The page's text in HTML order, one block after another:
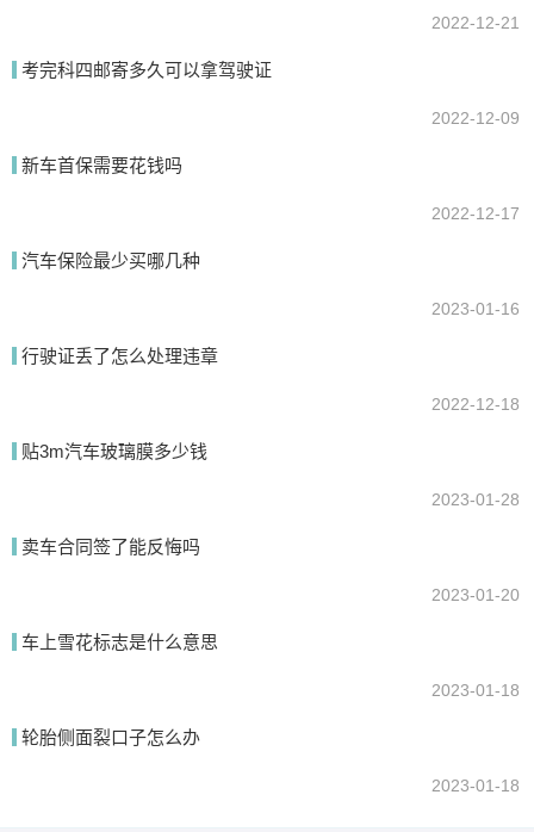
2022-12-21
考完科四邮寄多久可以拿驾驶证
2022-12-09
新车首保需要花钱吗
2022-12-17
汽车保险最少买哪几种
2023-01-16
行驶证丢了怎么处理违章
2022-12-18
贴3m汽车玻璃膜多少钱
2023-01-28
卖车合同签了能反悔吗
2023-01-20
车上雪花标志是什么意思
2023-01-18
轮胎侧面裂口子怎么办
2023-01-18